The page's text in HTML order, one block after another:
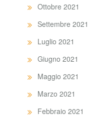
Ottobre 2021
Settembre 2021
Luglio 2021
Giugno 2021
Maggio 2021
Marzo 2021
Febbraio 2021